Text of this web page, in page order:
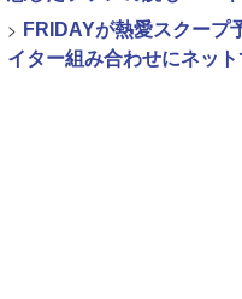
> FRIDAYが熱愛スクープ
イター組み合わせにネッ